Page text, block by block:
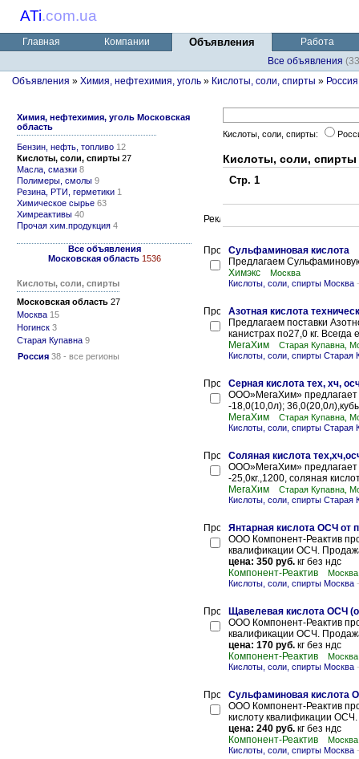
ATi.com.ua
Главная Компании Объявления
Работа
Все объявления
Объявления » Химия, нефтехимия, уголь » Кислоты, соли, спирты » Россия
Химия, нефтехимия, уголь Московская
область
Бензин, нефть, топливо 12
Кислоты, соли, спирты 27
Масла, смазки 8
Полимеры, смолы 9
Резина, РТИ, герметики 1
Химическое сырье 63
Химреактивы 40
Прочая хим.продукция 4
Все объявления
Московская область 1536
Кислоты, соли, спирты
Московская область 27
Москва 15
Ногинск 3
Старая Купавна 9
Россия 38 - все регионы
Кислоты, соли, спирты:
Кислоты, соли,
Стр. 1
Сульфаминовая кислота
Предлагаем
Химэкс
Москва
Кислоты, соли, спирты Москва
Азотная кислота
Предлагаем поставки
канистрах по27,0 кг.
МегаХим
Старая Купавна,
Кислоты, соли, спирты Старая
Серная кислота тех, хч,
ООО»МегаХим» предлагает
-18,0(10,0л);
МегаХим
Старая Купавна,
Кислоты, соли, спирты Старая
Соляная кислота
ООО»МегаХим» предлагает
-25,0кг.,1200, соляная
МегаХим
Старая Купавна,
Кислоты, соли, спирты Старая
Янтарная кислота ОСЧ от
ООО Компонент-Реактив
квалификации ОСЧ.
цена: 350 руб. кг без ндс
Компонент-Реактив
Москва
Кислоты, соли, спирты Москва
Щавелевая кислота ОСЧ
ООО Компонент-Реактив
квалификации ОСЧ.
цена: 170 руб. кг без ндс
Компонент-Реактив
Москва
Кислоты, соли, спирты Москва
Сульфаминовая кислота
ООО Компонент-Реактив
кислоту квалификации
цена: 240 руб. кг без ндс
Компонент-Реактив
Москва
Кислоты, соли, спирты Москва